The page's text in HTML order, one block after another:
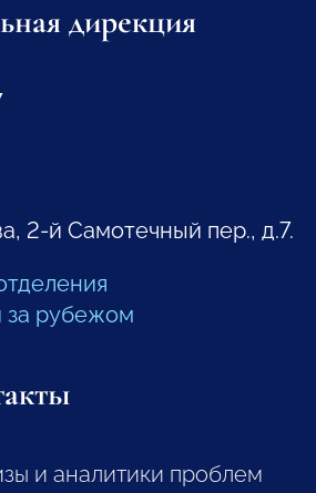
дирекция
2-й Самотечный пер., д.7.
за рубежом
и аналитики проблем